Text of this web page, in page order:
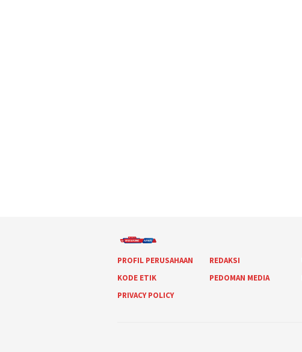
PROFIL PERUSAHAAN REDAKSI
KODE ETIK
PEDOMAN MEDIA
PRIVACY POLICY